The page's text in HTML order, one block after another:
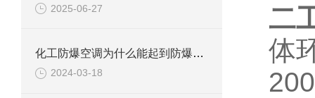
2025-06-27
化工防爆空调为什么能起到防爆作用？
2024-03-18
二
体